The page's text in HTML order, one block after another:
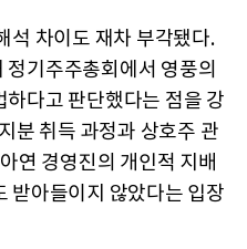
석 차이도 재차 부각됐다.
기주주총회에서 영풍의
다고 판단했다는 점을 강
분 취득 과정과 상호주 관
연 경영진의 개인적 지배
받아들이지 않았다는 입장